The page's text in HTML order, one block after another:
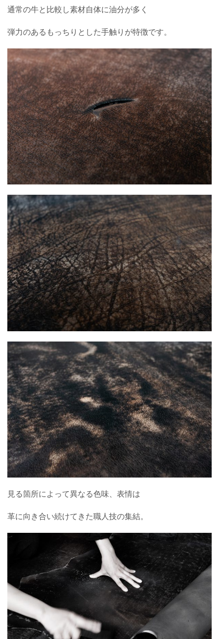
通常の牛と比較し素材自体に油分が多く
弾力のあるもっちりとした手触りが特徴です。
見る箇所によって異なる色味、表情は
革に向き合い続けてきた職人技の集結。